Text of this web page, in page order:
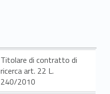
Titolare di contratto di
ricerca art. 22 L.
240/2010